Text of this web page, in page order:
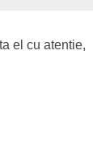
el cu atentie,